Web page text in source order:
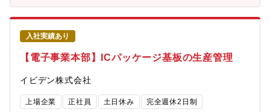
る製品品質の向上、品質保証体制の強化に貢献いただくことがで
きます。
入社実績あり
【電子事業本部】ICパッケージ基板の生産管理
イビデン株式会社
上場企業 正社員 土日休み 完全週休2日制